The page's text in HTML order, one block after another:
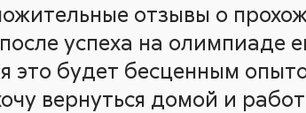
отзывы о
успеха на олимпиаде
это будет бесценным
вернуться домой и